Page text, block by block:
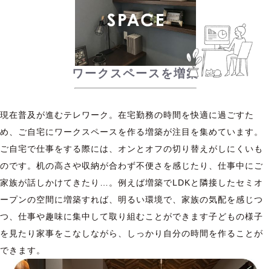
ワークスペースを増築
現在普及が進むテレワーク。在宅勤務の時間を快適に過ごすた
め、ご自宅にワークスペースを作る増築が注目を集めています。
ご自宅で仕事をする際には、オンとオフの切り替えがしにくいも
のです。机の高さや収納が合わず不便さを感じたり、仕事中にご
家族が話しかけてきたり…。例えば増築でLDKと隣接したセミオ
ープンの空間に増築すれば、明るい環境で、家族の気配を感じつ
つ、仕事や趣味に集中して取り組むことができます子どもの様子
を見たり家事をこなしながら、しっかり自分の時間を作ることが
できます。